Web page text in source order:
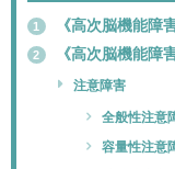
1 《高次脳機能障
2 《高次脳機能障
注意障害
全般性注意
容量性注意